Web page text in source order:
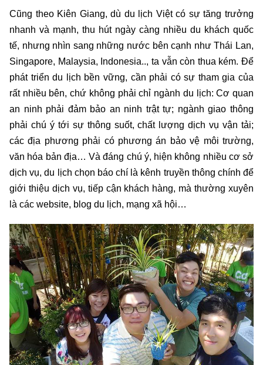
Cũng theo Kiên Giang, dù du lịch Việt có sự tăng trưởng
nhanh và mạnh, thu hút ngày càng nhiều du khách quốc
tế, nhưng nhìn sang những nước bên cạnh như Thái Lan,
Singapore, Malaysia, Indonesia.., ta vẫn còn thua kém. Để
phát triển du lịch bền vững, cần phải có sự tham gia của
rất nhiều bên, chứ không phải chỉ ngành du lịch: Cơ quan
an ninh phải đảm bảo an ninh trật tự; ngành giao thông
phải chú ý tới sự thông suốt, chất lượng dịch vụ vận tải;
các địa phương phải có phương án bảo vệ môi trường,
văn hóa bản địa… Và đáng chú ý, hiện không nhiều cơ sở
dịch vụ, du lịch chọn báo chí là kênh truyền thông chính để
giới thiệu dịch vụ, tiếp cận khách hàng, mà thường xuyên
là các website, blog du lịch, mạng xã hội…